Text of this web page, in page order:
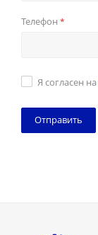
Телефон *
Я согласен на